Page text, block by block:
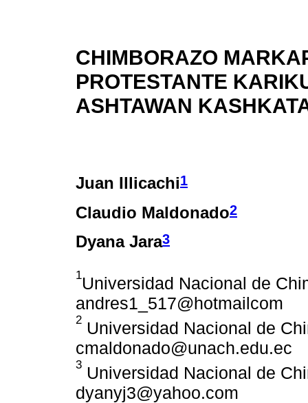
CHIMBORAZO
PROTESTANTE
ASHTAWAN
Juan Illicachi1
Claudio Maldonado2
Dyana Jara3
1Universidad Nacional de
andres1_517@hotmailcom
2 Universidad Nacional de
cmaldonado@unach.edu.ec
3 Universidad Nacional de
dyanyj3@yahoo.com